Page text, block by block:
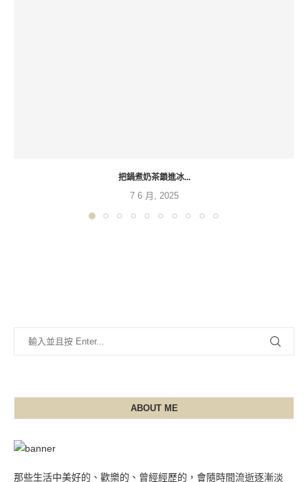
把鍋煮奶茶鎖進冰...
7 6 月, 2025
ABOUT ME
那些生活中美好的、歡樂的、曾經經歷的，會隨時間流逝逐漸淡